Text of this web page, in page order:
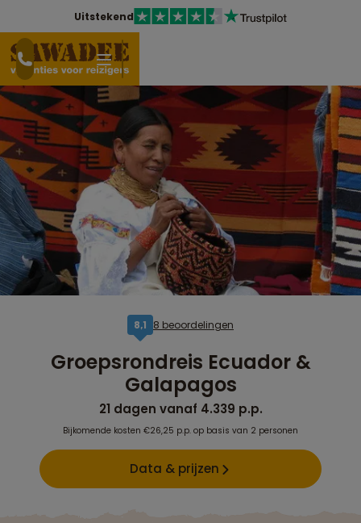
Uitstekend
8,1 8 beoordelingen
Groepsrondreis Ecuador &
Galapagos
21 dagen vanaf 4.339 p.p.
Bijkomende kosten €26,25 p.p. op basis van 2 personen
Data & prijzen